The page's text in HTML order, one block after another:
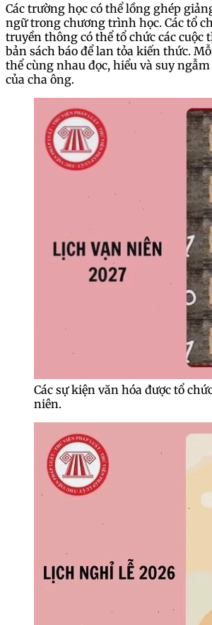
Các trường học có thể lồng ghép
ngữ trong chương trình học. Các tổ
truyền thông có thể tổ chức các cuộc
bản sách báo để lan tỏa kiến thức.
thể cùng nhau đọc, hiểu và suy
của cha ông.
Các sự kiện văn hóa được tổ
niên.